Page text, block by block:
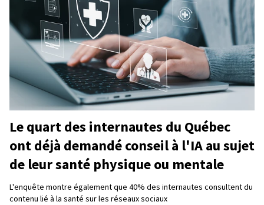
Le quart des internautes du Québec
ont déjà demandé conseil à l'IA au sujet
de leur santé physique ou mentale
L'enquête montre également que 40% des internautes consultent du
contenu lié à la santé sur les réseaux sociaux